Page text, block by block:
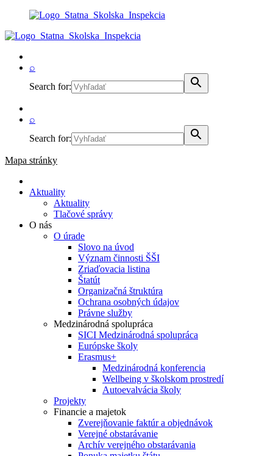
⌕
Search for:
⌕
Search for:
Mapa stránky
Aktuality
Aktuality
Tlačové správy
O nás
O úrade
Slovo na úvod
Význam činnosti ŠŠI
Zriaďovacia listina
Štatút
Organizačná štruktúra
Ochrana osobných údajov
Právne služby
Medzinárodná spolupráca
SICI Medzinárodná spolupráca
Európske školy
Erasmus+
Medzinárodná konferencia
Wellbeing v školskom prostredí
Autoevalvácia školy
Projekty
Financie a majetok
Zverejňovanie faktúr a objednávok
Verejné obstarávanie
Archív verejného obstarávania